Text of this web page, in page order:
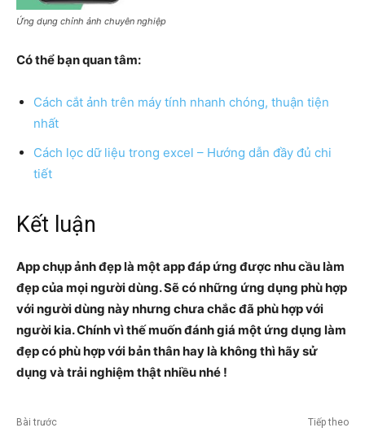
Ứng dụng chỉnh ảnh chuyên nghiệp
Có thể bạn quan tâm:
Cách cắt ảnh trên máy tính nhanh chóng, thuận tiện
nhất
Cách lọc dữ liệu trong excel – Hướng dẫn đầy đủ chi
tiết
Kết luận
App chụp ảnh đẹp là một app đáp ứng được nhu cầu làm
đẹp của mọi người dùng. Sẽ có những ứng dụng phù hợp
với người dùng này nhưng chưa chắc đã phù hợp với
người kia. Chính vì thế muốn đánh giá một ứng dụng làm
đẹp có phù hợp với bản thân hay là không thì hãy sử
dụng và trải nghiệm thật nhiều nhé !
Bài trước Tiếp theo